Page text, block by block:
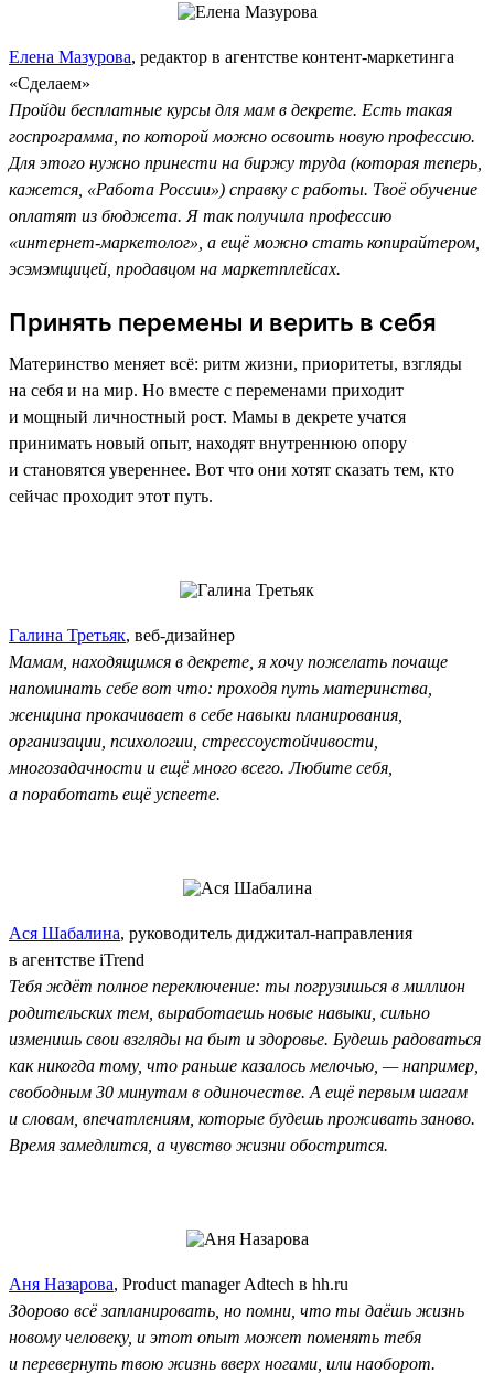
Елена Мазурова, редактор в агентстве контент-маркетинга
«Сделаем»
Пройди бесплатные курсы для мам в декрете. Есть такая
госпрограмма, по которой можно освоить новую профессию.
Для этого нужно принести на биржу труда (которая теперь,
кажется, «Работа России») справку с работы. Твоё обучение
оплатят из бюджета. Я так получила профессию
«интернет-маркетолог», а ещё можно стать копирайтером,
эсэмэмщицей, продавцом на маркетплейсах.
Принять перемены и верить в себя
Материнство меняет всё: ритм жизни, приоритеты, взгляды
на себя и на мир. Но вместе с переменами приходит
и мощный личностный рост. Мамы в декрете учатся
принимать новый опыт, находят внутреннюю опору
и становятся увереннее. Вот что они хотят сказать тем, кто
сейчас проходит этот путь.
Галина Третьяк, веб-дизайнер
Мамам, находящимся в декрете, я хочу пожелать почаще
напоминать себе вот что: проходя путь материнства,
женщина прокачивает в себе навыки планирования,
организации, психологии, стрессоустойчивости,
многозадачности и ещё много всего. Любите себя,
а поработать ещё успеете.
Ася Шабалина, руководитель диджитал-направления
в агентстве iTrend
Тебя ждёт полное переключение: ты погрузишься в миллион
родительских тем, выработаешь новые навыки, сильно
изменишь свои взгляды на быт и здоровье. Будешь радоваться
как никогда тому, что раньше казалось мелочью, — например,
свободным 30 минутам в одиночестве. А ещё первым шагам
и словам, впечатлениям, которые будешь проживать заново.
Время замедлится, а чувство жизни обострится.
Аня Назарова, Product manager Adtech в hh.ru
Здорово всё запланировать, но помни, что ты даёшь жизнь
новому человеку, и этот опыт может поменять тебя
и перевернуть твою жизнь вверх ногами, или наоборот.